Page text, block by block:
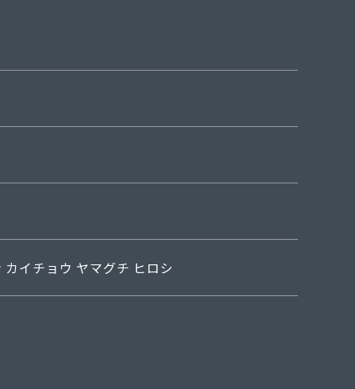
カイチョウ ヤマグチ ヒロシ